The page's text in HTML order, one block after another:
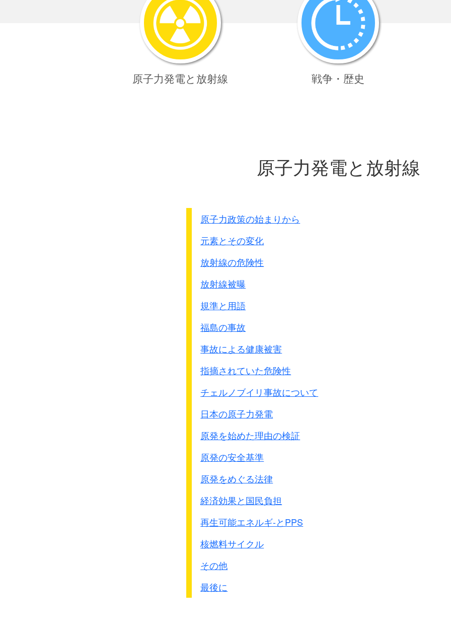
原子力発電と放射線 戦争・歴史
原子力発電と放射線
原子力政策の始まりから
元素とその変化
放射線の危険性
放射線被曝
規準と用語
福島の事故
事故による健康被害
指摘されていた危険性
チェルノブイリ事故について
日本の原子力発電
原発を始めた理由の検証
原発の安全基準
原発をめぐる法律
経済効果と国民負担
再生可能エネルギ-とPPS
核燃料サイクル
その他
最後に